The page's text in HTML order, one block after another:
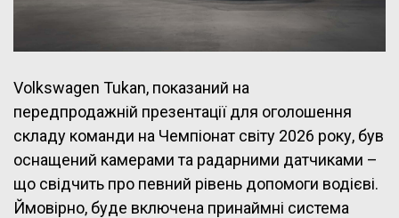
Volkswagen Tukan, показаний на
передпродажній презентації для оголошення
складу команди на Чемпіонат світу 2026 року, був
оснащений камерами та радарними датчиками –
що свідчить про певний рівень допомоги водієві.
Ймовірно, буде включена принаймні система